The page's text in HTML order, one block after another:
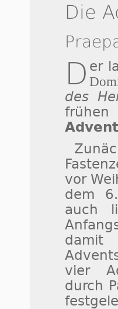
Die
D er
des
vor
dem
auch
damit
vier
durch